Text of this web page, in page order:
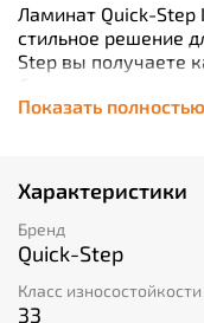
Ламинат Quick-Step
стильное решение
Step вы получаете
благодаря классу
мм обеспечивает
Замок Uniclic
что экономит ваше
фаску по всем
внешнего вида и
коллекция
которая улучшает
Показать полностью
Характеристики
Бренд
Quick-Step
Класс износостойкости
33